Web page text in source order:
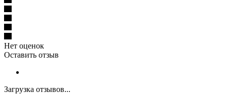
Нет оценок
Оставить отзыв
Загрузка отзывов...